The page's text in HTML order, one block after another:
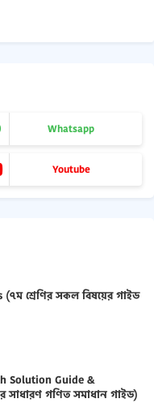
Whatsapp
Youtube
শ্রেণির সকল বিষয়ের গাইড
Solution Guide &
সাধারণ গণিত সমাধান গাইড)